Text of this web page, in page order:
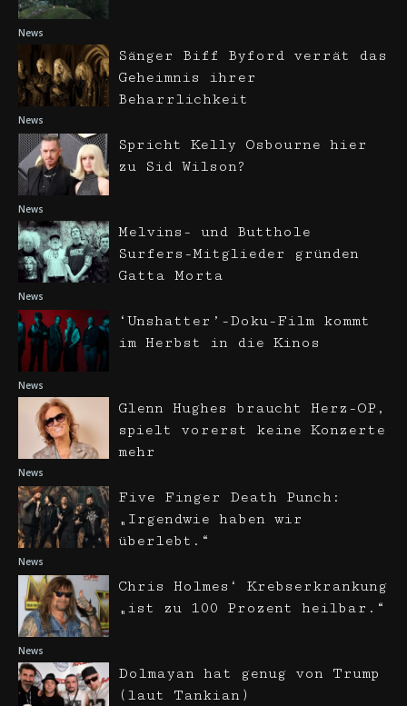
News
News
Sänger Biff Byford verrät das
Geheimnis ihrer
Beharrlichkeit
News
Spricht Kelly Osbourne hier
zu Sid Wilson?
News
Melvins- und Butthole
Surfers-Mitglieder gründen
Gatta Morta
News
‘Unshatter’-Doku-Film kommt
im Herbst in die Kinos
News
Glenn Hughes braucht Herz-OP,
spielt vorerst keine Konzerte
mehr
News
Five Finger Death Punch:
„Irgendwie haben wir
überlebt.“
News
Chris Holmes‘ Krebserkrankung
„ist zu 100 Prozent heilbar.“
Dolmayan hat genug von Trump
(laut Tankian)